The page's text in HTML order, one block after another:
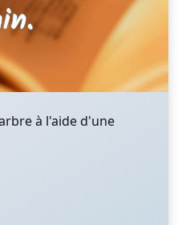
à l'aide d'une